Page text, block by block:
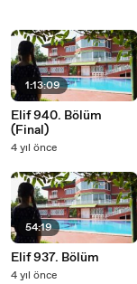
1:13:09
Elif 940. Bölüm
(Final)
4 yıl önce
54:19
Elif 937. Bölüm
4 yıl önce